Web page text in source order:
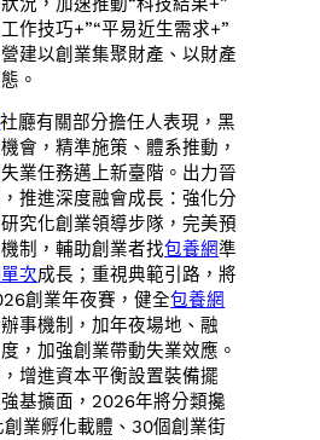
作技巧+”“平易近生需求+”
建以創業集聚財產、以財產
。
社廳有關部分擔任人表現，黑
會，精準施策、體系推動，
業任務邁上新臺階。出力晉
推進深度融會成長：強化分
究化創業領導步隊，完美預
制，輔助創業者找包養網準
次成長；重視典範引路，將
創業年夜賽，健全包養網
事機制，加年夜場地、融
，加強創業帶動失業效應。
增進資本平衡設置裝備擺
基擴面，2026年將分類攙
業孵化載體、30個創業街